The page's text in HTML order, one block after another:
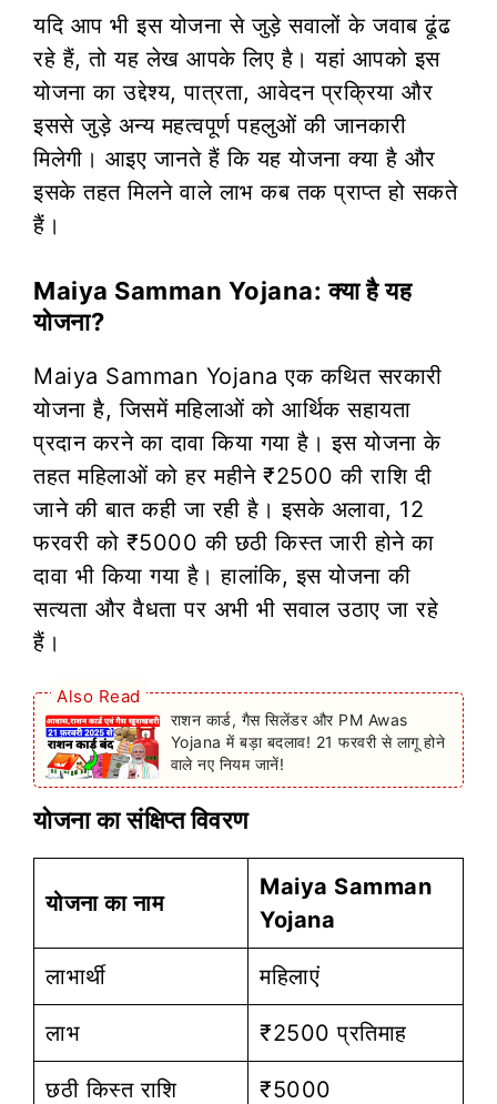
यदि आप भी इस योजना से जुड़े सवालों के जवाब ढूंढ
रहे हैं, तो यह लेख आपके लिए है। यहां आपको इस
योजना का उद्देश्य, पात्रता, आवेदन प्रक्रिया और
इससे जुड़े अन्य महत्वपूर्ण पहलुओं की जानकारी
मिलेगी। आइए जानते हैं कि यह योजना क्या है और
इसके तहत मिलने वाले लाभ कब तक प्राप्त हो सकते
हैं।
Maiya Samman Yojana: क्या है यह
योजना?
Maiya Samman Yojana एक कथित सरकारी
योजना है, जिसमें महिलाओं को आर्थिक सहायता
प्रदान करने का दावा किया गया है। इस योजना के
तहत महिलाओं को हर महीने ₹2500 की राशि दी
जाने की बात कही जा रही है। इसके अलावा, 12
फरवरी को ₹5000 की छठी किस्त जारी होने का
दावा भी किया गया है। हालांकि, इस योजना की
सत्यता और वैधता पर अभी भी सवाल उठाए जा रहे
हैं।
Also Read
राशन कार्ड, गैस सिलेंडर और PM Awas
Yojana में बड़ा बदलाव! 21 फरवरी से लागू होने
वाले नए नियम जानें!
योजना का संक्षिप्त विवरण
योजना का नाम
Maiya Samman
Yojana
लाभार्थी महिलाएं
लाभ ₹2500 प्रतिमाह
छठी किस्त राशि ₹5000